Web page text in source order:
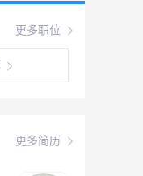
更多职位
更多简历